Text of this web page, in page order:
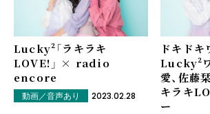
Lucky²「ラキラキ
LOVE!」 × radio
encore
動画／音声あり 2023.02.28
ドキドキ
Lucky²ワ
愛、佐藤
キラキ
ー